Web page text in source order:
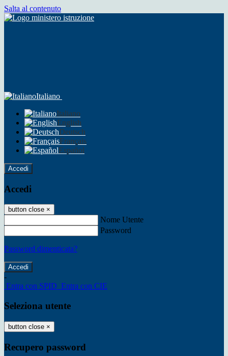
Salta al contenuto
Italiano
Italiano
English
Deutsch
Français
Español
Accedi
Accedi
button close ×
Nome Utente
Password
Password dimenticata?
-
Entra con SPID Entra con CIE
Seleziona utente
button close ×
Recupero password